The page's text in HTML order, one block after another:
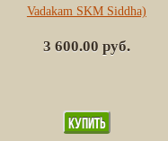
Vadakam SKM Siddha)
3 600.00 руб.